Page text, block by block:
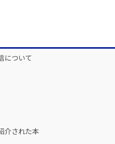
について
介された本